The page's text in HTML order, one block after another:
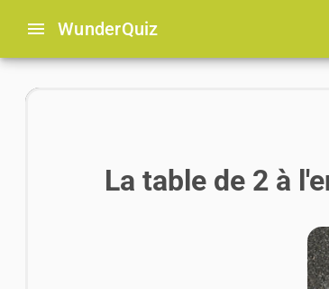
menu WunderQuiz
La table de 2 à